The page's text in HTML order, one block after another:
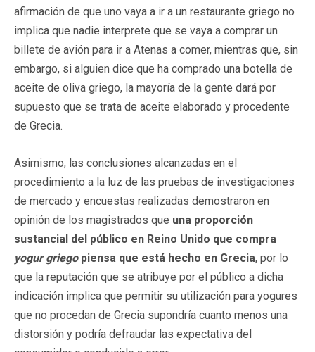
afirmación de que uno vaya a ir a un restaurante griego no
implica que nadie interprete que se vaya a comprar un
billete de avión para ir a Atenas a comer, mientras que, sin
embargo, si alguien dice que ha comprado una botella de
aceite de oliva griego, la mayoría de la gente dará por
supuesto que se trata de aceite elaborado y procedente
de Grecia.
Asimismo, las conclusiones alcanzadas en el
procedimiento a la luz de las pruebas de investigaciones
de mercado y encuestas realizadas demostraron en
opinión de los magistrados que una proporción
sustancial del público en Reino Unido que compra
yogur griegopiensa que está hecho en Grecia, por lo
que la reputación que se atribuye por el público a dicha
indicación implica que permitir su utilización para yogures
que no procedan de Grecia supondría cuanto menos una
distorsión y podría defraudar las expectativa del